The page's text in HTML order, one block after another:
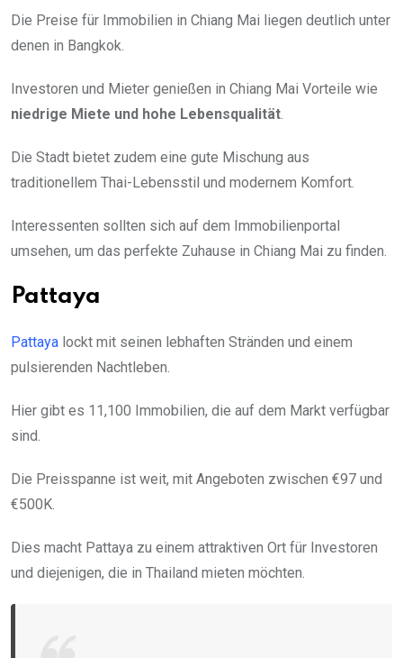
Die Preise für Immobilien in Chiang Mai liegen deutlich unter
denen in Bangkok.
Investoren und Mieter genießen in Chiang Mai Vorteile wie
niedrige Miete und hohe Lebensqualität
Die Stadt bietet zudem eine gute Mischung aus
traditionellem Thai-Lebensstil und modernem Komfort.
Interessenten sollten sich auf dem Immobilienportal
umsehen, um das perfekte Zuhause in Chiang Mai zu finden.
Pattaya
Pattaya lockt mit seinen lebhaften Stränden und einem
pulsierenden Nachtleben.
Hier gibt es 11,100 Immobilien, die auf dem Markt verfügbar
sind.
Die Preisspanne ist weit, mit Angeboten zwischen €97 und
€500K.
Dies macht Pattaya zu einem attraktiven Ort für Investoren
und diejenigen, die in Thailand mieten möchten.